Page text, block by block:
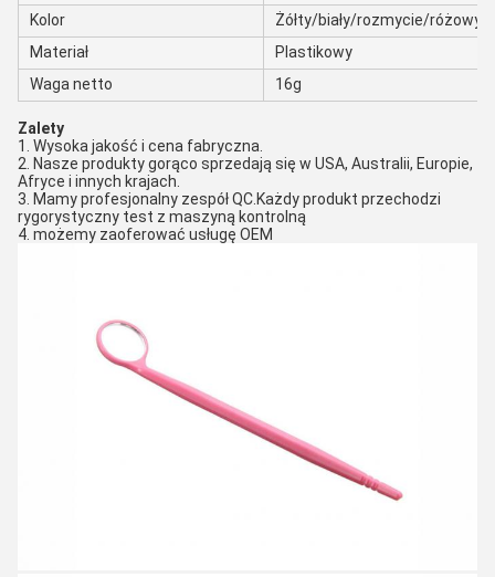
Kolor
Żółty/biały/rozmycie/różowy
Materiał
Plastikowy
Waga netto
16g
Zalety
1. Wysoka jakość i cena fabryczna.
2. Nasze produkty gorąco sprzedają się w USA, Australii, Europie,
Afryce i innych krajach.
3. Mamy profesjonalny zespół QC.Każdy produkt przechodzi
rygorystyczny test z maszyną kontrolną
4. możemy zaoferować usługę OEM